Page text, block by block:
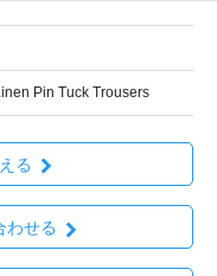
Pin Tuck Trousers
る
わせる